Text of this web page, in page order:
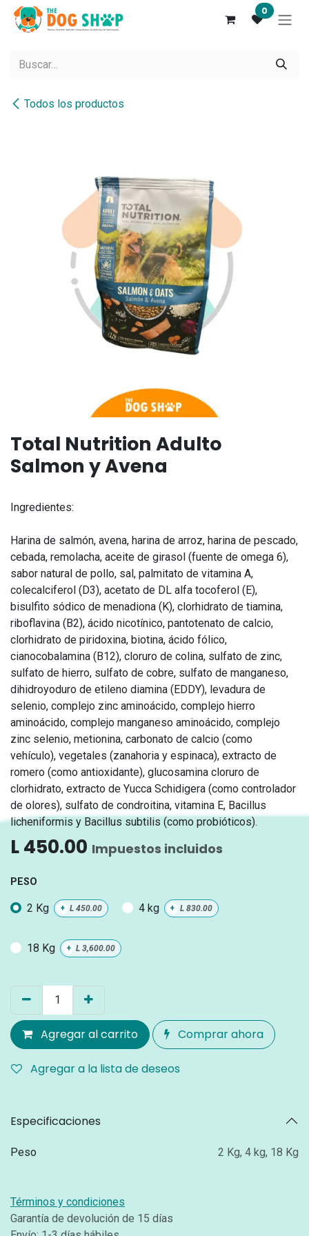
Ir al contenido 0
Todos los productos
Total Nutrition Adulto
Salmon y Avena
Ingredientes:
Harina de salmón, avena, harina de arroz, harina de pescado,
cebada, remolacha, aceite de girasol (fuente de omega 6),
sabor natural de pollo, sal, palmitato de vitamina A,
colecalciferol (D3), acetato de DL alfa tocoferol (E),
bisulfito sódico de menadiona (K), clorhidrato de tiamina,
riboflavina (B2), ácido nicotínico, pantotenato de calcio,
clorhidrato de piridoxina, biotina, ácido fólico,
cianocobalamina (B12), cloruro de colina, sulfato de zinc,
sulfato de hierro, sulfato de cobre, sulfato de manganeso,
dihidroyoduro de etileno diamina (EDDY), levadura de
selenio, complejo zinc aminoácido, complejo hierro
aminoácido, complejo manganeso aminoácido, complejo
zinc selenio, metionina, carbonato de calcio (como
vehículo), vegetales (zanahoria y espinaca), extracto de
romero (como antioxidante), glucosamina cloruro de
clorhidrato, extracto de Yucca Schidigera (como controlador
de olores), sulfato de condroitina, vitamina E, Bacillus
licheniformis y Bacillus subtilis (como probióticos).
L450.00 Impuestos incluidos
PESO
2 Kg + L 450.00 4 kg + L 830.00
18 Kg + L 3,600.00
Agregar al carrito Comprar ahora
Agregar a la lista de deseos
Especificaciones
Peso 2 Kg, 4 kg, 18 Kg
Términos y condiciones
Garantía de devolución de 15 días